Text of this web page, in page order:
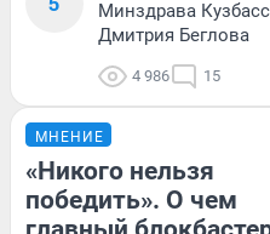
Минздрава
Дмитрия Беглова
4 986 15
МНЕНИЕ
«Никого нельзя
победить». О чем